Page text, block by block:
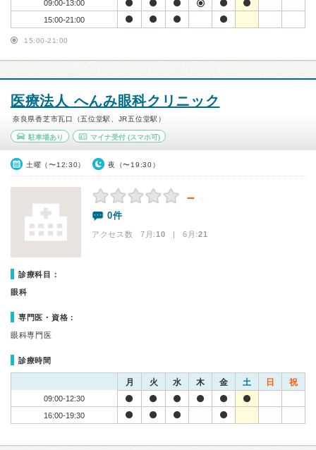
09:00-13:00
15:00-21:00
15:00-21:00
医療法人 へんみ眼科クリニック
奈良県香芝市瓦口（五位堂駅、JR五位堂駅）
駐車場あり マイナ受付(スマホ可)
土曜（〜12:30） 夜（〜19:30）
－
0件
アクセス数 7月:10 | 6月:21
診療科目：
眼科
専門医・資格：
眼科専門医
診療時間
月 火 水 木 金 土 日 祝
09:00-12:30
16:00-19:30